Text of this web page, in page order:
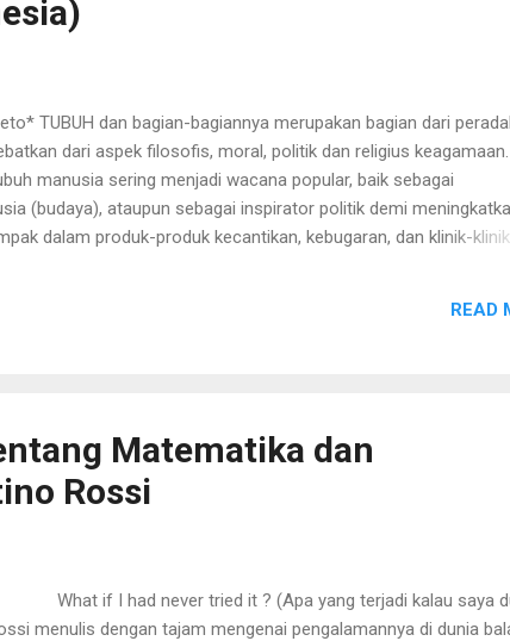
TUBUH dan bagian-bagiannya merupakan bagian dari
dari aspek filosofis, moral, politik dan religius keagamaan.
manusia sering menjadi wacana popular, baik sebagai
(budaya), ataupun sebagai inspirator politik demi
dalam produk-produk kecantikan, kebugaran, dan klinik-klinik
pemirsa (penonton) adalah simulasi atas realitas manusia
setting historis kehidupan manusia. Dengan demikian,
READ
Matematika dan
Rossi
if I had never tried it ? (Apa yang terjadi kalau saya
menulis dengan tajam mengenai pengalamannya di dunia